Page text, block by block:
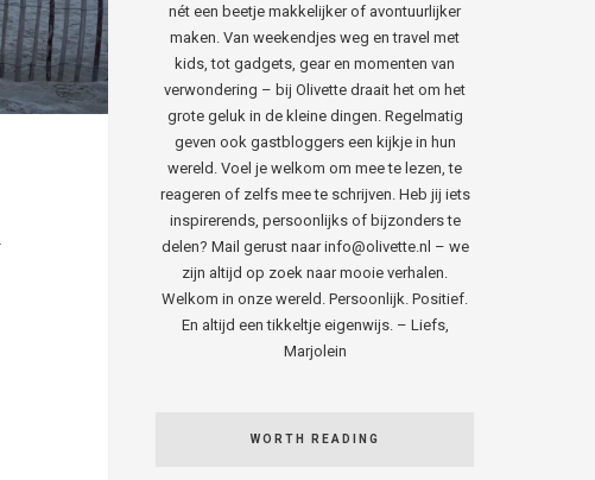
nét een beetje makkelijker of avontuurlijker
maken. Van weekendjes weg en travel met
kids, tot gadgets, gear en momenten van
verwondering – bij Olivette draait het om het
grote geluk in de kleine dingen. Regelmatig
geven ook gastbloggers een kijkje in hun
wereld. Voel je welkom om mee te lezen, te
reageren of zelfs mee te schrijven. Heb jij iets
inspirerends, persoonlijks of bijzonders te
delen? Mail gerust naar info@olivette.nl – we
zijn altijd op zoek naar mooie verhalen.
Welkom in onze wereld. Persoonlijk. Positief.
En altijd een tikkeltje eigenwijs. – Liefs,
Marjolein
WORTH READING